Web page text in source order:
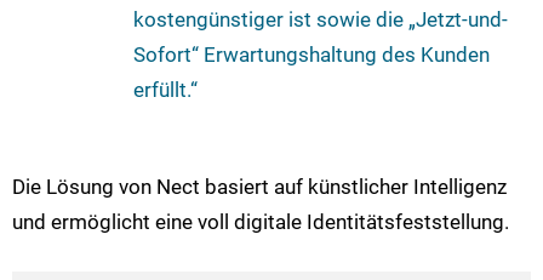
kostengünstiger ist sowie die „Jetzt-und-
Sofort“ Erwartungshaltung des Kunden
erfüllt.“
Die Lösung von Nect basiert auf künstlicher Intelligenz
und ermöglicht eine voll digitale Identitätsfeststellung.